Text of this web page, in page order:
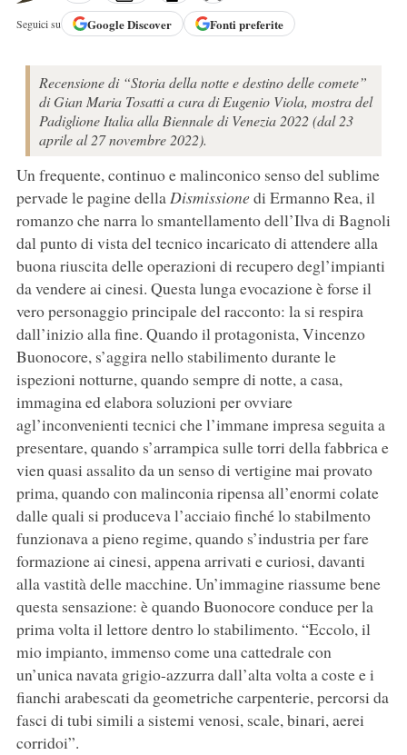
Seguici su GoogleDiscover Fonti preferite
Recensione di “Storia della notte e destino delle comete”
di Gian Maria Tosatti a cura di Eugenio Viola, mostra del
Padiglione Italia alla Biennale di Venezia 2022 (dal 23
aprile al 27 novembre 2022).
Un frequente, continuo e malinconico senso del sublime
pervade le pagine dellaDismissionedi Ermanno Rea, il
romanzo che narra lo smantellamento dell’Ilva di Bagnoli
dal punto di vista del tecnico incaricato di attendere alla
buona riuscita delle operazioni di recupero degl’impianti
da vendere ai cinesi. Questa lunga evocazione è forse il
vero personaggio principale del racconto: la si respira
dall’inizio alla fine. Quando il protagonista, Vincenzo
Buonocore, s’aggira nello stabilimento durante le
ispezioni notturne, quando sempre di notte, a casa,
immagina ed elabora soluzioni per ovviare
agl’inconvenienti tecnici che l’immane impresa seguita a
presentare, quando s’arrampica sulle torri della fabbrica e
vien quasi assalito da un senso di vertigine mai provato
prima, quando con malinconia ripensa all’enormi colate
dalle quali si produceva l’acciaio finché lo stabilmento
funzionava a pieno regime, quando s’industria per fare
formazione ai cinesi, appena arrivati e curiosi, davanti
alla vastità delle macchine. Un’immagine riassume bene
questa sensazione: è quando Buonocore conduce per la
prima volta il lettore dentro lo stabilimento. “Eccolo, il
mio impianto, immenso come una cattedrale con
un’unica navata grigio-azzurra dall’alta volta a coste e i
fianchi arabescati da geometriche carpenterie, percorsi da
fasci di tubi simili a sistemi venosi, scale, binari, aerei
corridoi”.